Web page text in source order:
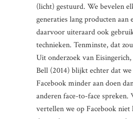
(licht) gestuurd. We bevelen
generaties lang producten aan
daarvoor uiteraard ook
technieken. Tenminste, dat
Uit onderzoek van
Bell (2014) blijkt echter dat
Facebook minder aan doen
anderen face-to-face spreken.
vertellen we op Facebook